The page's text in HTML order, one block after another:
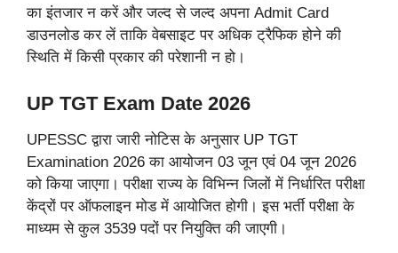
का इंतजार न करें और जल्द से जल्द अपना Admit Card
डाउनलोड कर लें ताकि वेबसाइट पर अधिक ट्रैफिक होने की
स्थिति में किसी प्रकार की परेशानी न हो।
UP TGT Exam Date 2026
UPESSC द्वारा जारी नोटिस के अनुसार UP TGT
Examination 2026 का आयोजन 03 जून एवं 04 जून 2026
को किया जाएगा। परीक्षा राज्य के विभिन्न जिलों में निर्धारित परीक्षा
केंद्रों पर ऑफलाइन मोड में आयोजित होगी। इस भर्ती परीक्षा के
माध्यम से कुल 3539 पदों पर नियुक्ति की जाएगी।